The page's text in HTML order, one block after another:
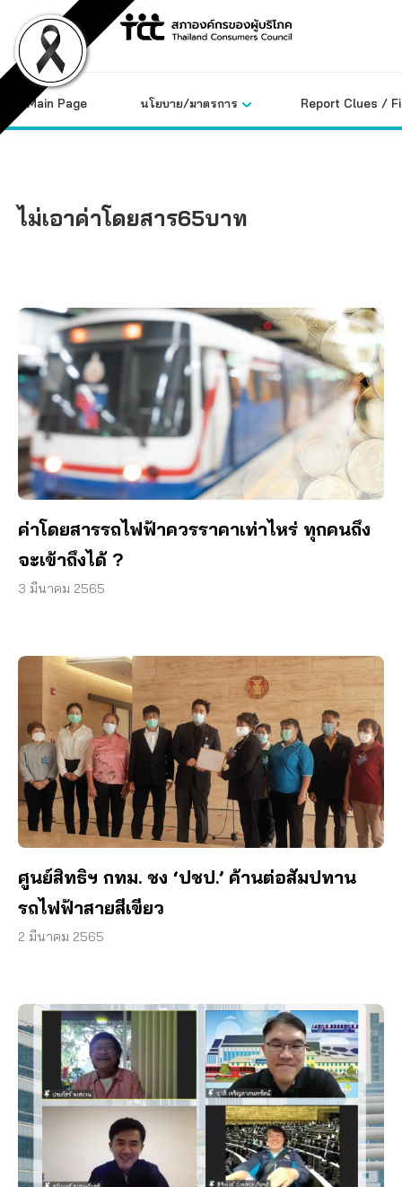
content
Main Page นโยบาย/มาตรการ Report Clues /
ไม่เอาค่าโดยสาร65บาท
ค่าโดยสารรถไฟฟ้าควรราคาเท่าไหร่ ทุกคนถึง
จะเข้าถึงได้ ?
3 มีนาคม 2565
ศูนย์สิทธิฯ กทม. ชง ‘ปชป.’ ค้านต่อสัมปทาน
รถไฟฟ้าสายสีเขียว
2 มีนาคม 2565